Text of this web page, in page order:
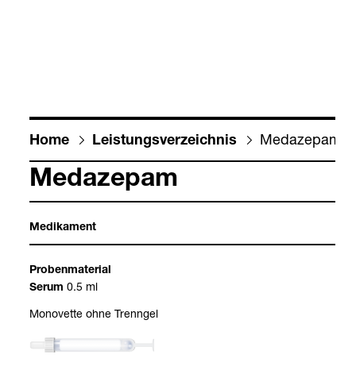
Home Leis­tungs­ver­zeich­nis Meda­ze­pam
Meda­ze­pam
Medi­ka­ment
Pro­ben­ma­te­rial
Serum 0.5 ml
Mono­vette ohne Trenn­gel